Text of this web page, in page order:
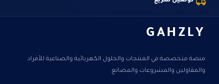
GAHZLY
منصة متخصصة في المنتجات والحلول الكهربائية والصناعية للأفراد
والمقاولين والمشروعات والمصانع.